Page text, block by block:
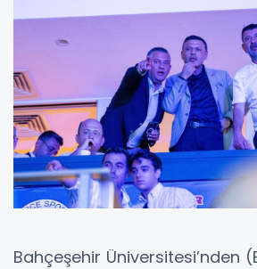
Bahçeşehir Üniversitesi’nden